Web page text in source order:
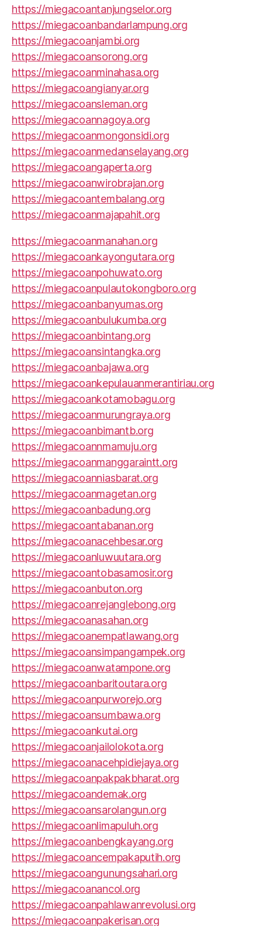
https://miegacoantanjungselor.org
https://miegacoanbandarlampung.org
https://miegacoanjambi.org
https://miegacoansorong.org
https://miegacoanminahasa.org
https://miegacoangianyar.org
https://miegacoansleman.org
https://miegacoannagoya.org
https://miegacoanmongonsidi.org
https://miegacoanmedanselayang.org
https://miegacoangaperta.org
https://miegacoanwirobrajan.org
https://miegacoantembalang.org
https://miegacoanmajapahit.org
https://miegacoanmanahan.org
https://miegacoankayongutara.org
https://miegacoanpohuwato.org
https://miegacoanpulautokongboro.org
https://miegacoanbanyumas.org
https://miegacoanbulukumba.org
https://miegacoanbintang.org
https://miegacoansintangka.org
https://miegacoanbajawa.org
https://miegacoankepulauanmerantiriau.org
https://miegacoankotamobagu.org
https://miegacoanmurungraya.org
https://miegacoanbimantb.org
https://miegacoannmamuju.org
https://miegacoanmanggaraintt.org
https://miegacoanniasbarat.org
https://miegacoanmagetan.org
https://miegacoanbadung.org
https://miegacoantabanan.org
https://miegacoanacehbesar.org
https://miegacoanluwuutara.org
https://miegacoantobasamosir.org
https://miegacoanbuton.org
https://miegacoanrejanglebong.org
https://miegacoanasahan.org
https://miegacoanempatlawang.org
https://miegacoansimpangampek.org
https://miegacoanwatampone.org
https://miegacoanbaritoutara.org
https://miegacoanpurworejo.org
https://miegacoansumbawa.org
https://miegacoankutai.org
https://miegacoanjailolokota.org
https://miegacoanacehpidiejaya.org
https://miegacoanpakpakbharat.org
https://miegacoandemak.org
https://miegacoansarolangun.org
https://miegacoanlimapuluh.org
https://miegacoanbengkayang.org
https://miegacoancempakaputih.org
https://miegacoangunungsahari.org
https://miegacoanancol.org
https://miegacoanpahlawanrevolusi.org
https://miegacoanpakerisan.org